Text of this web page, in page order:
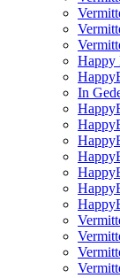
Happy
In